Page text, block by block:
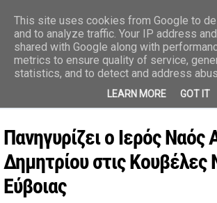
styranews.gr
Ειδήσεις-Γεγονότα-
Πανηγυρίζει ο Ιερός Ναός
Δημητρίου στις Κουβέλες
Εύβοιας
This site uses cookies from Google to
and to analyze traffic. Your IP address
shared with Google along with
metrics to ensure quality of service,
statistics, and to detect and address
LEARN MORE GOT IT